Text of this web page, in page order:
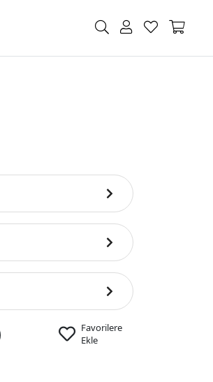
Favorilere
Ekle